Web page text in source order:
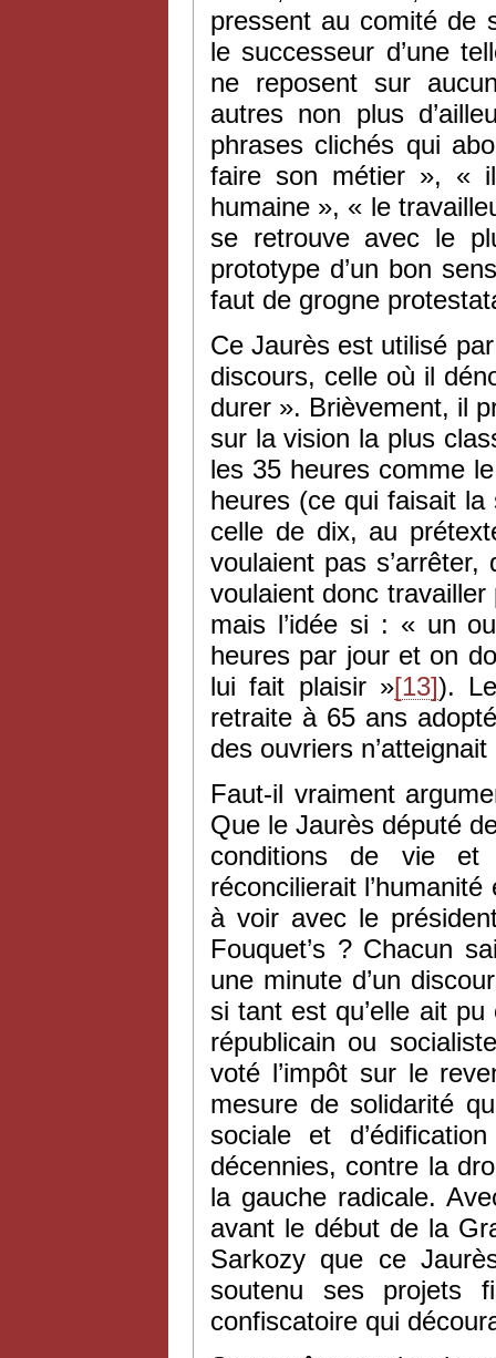
pressent au comité de
le successeur d’une
ne reposent sur
autres non plus
phrases clichés qui
faire son métier », «
humaine », « le
se retrouve avec le
prototype d’un bon
faut de grogne
Ce Jaurès est utilisé
discours, celle où il
durer ». Brièvement, il
sur la vision la plus
les 35 heures comme
heures (ce qui faisait
celle de dix, au
voulaient pas
voulaient donc travailler
mais l’idée si : « un
heures par jour et on
lui fait plaisir »[13]).
retraite à 65 ans
des ouvriers
Faut-il vraiment
Que le Jaurès député
conditions de vie
réconcilierait
à voir avec le
Fouquet’s ? Chacun
une minute d’un
si tant est qu’elle ait
républicain ou
voté l’impôt sur le
mesure de solidarité
sociale et
décennies, contre la
la gauche radicale.
avant le début de la
Sarkozy que ce
soutenu ses projets
confiscatoire qui